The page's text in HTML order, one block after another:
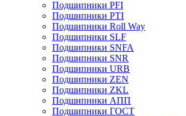
Подшипники PFI
Подшипники PTI
Подшипники Roll Way
Подшипники SLF
Подшипники SNFA
Подшипники SNR
Подшипники URB
Подшипники ZEN
Подшипники ZKL
Подшипники АПП
Подшипники ГОСТ